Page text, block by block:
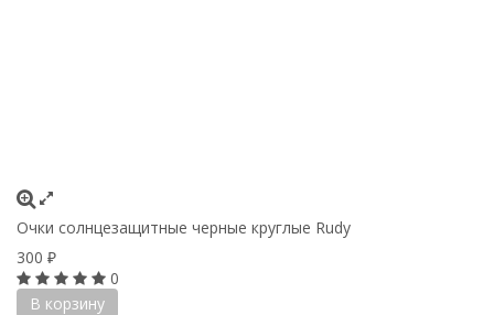
Очки солнцезащитные черные круглые Rudy
300 ₽
0
В корзину